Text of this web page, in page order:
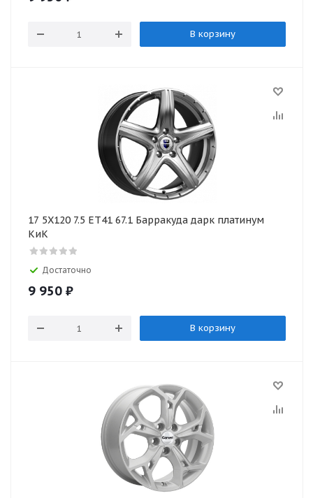
В корзину
17 5X120 7.5 ET41 67.1 Барракуда дарк платинум
КиК
Достаточно
9 950 ₽
В корзину